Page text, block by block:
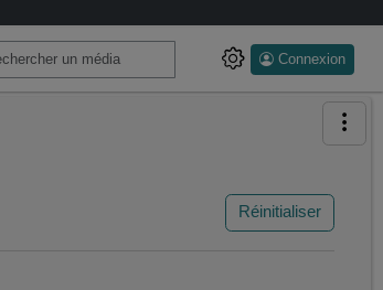
Connexion
Réinitialiser